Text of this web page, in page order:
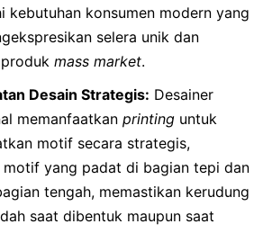
kebutuhan konsumen modern yang
selera unik dan
mass market.
Desain Strategis: Desainer
memanfaatkan printing untuk
motif secara strategis,
motif yang padat di bagian tepi dan
tengah, memastikan kerudung
saat dibentuk maupun saat